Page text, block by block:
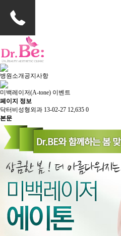
병원소개 공지사항
미백레이저(A-tone) 이벤트
페이지 정보
닥터비성형외과 13-02-27 12,635 0
본문